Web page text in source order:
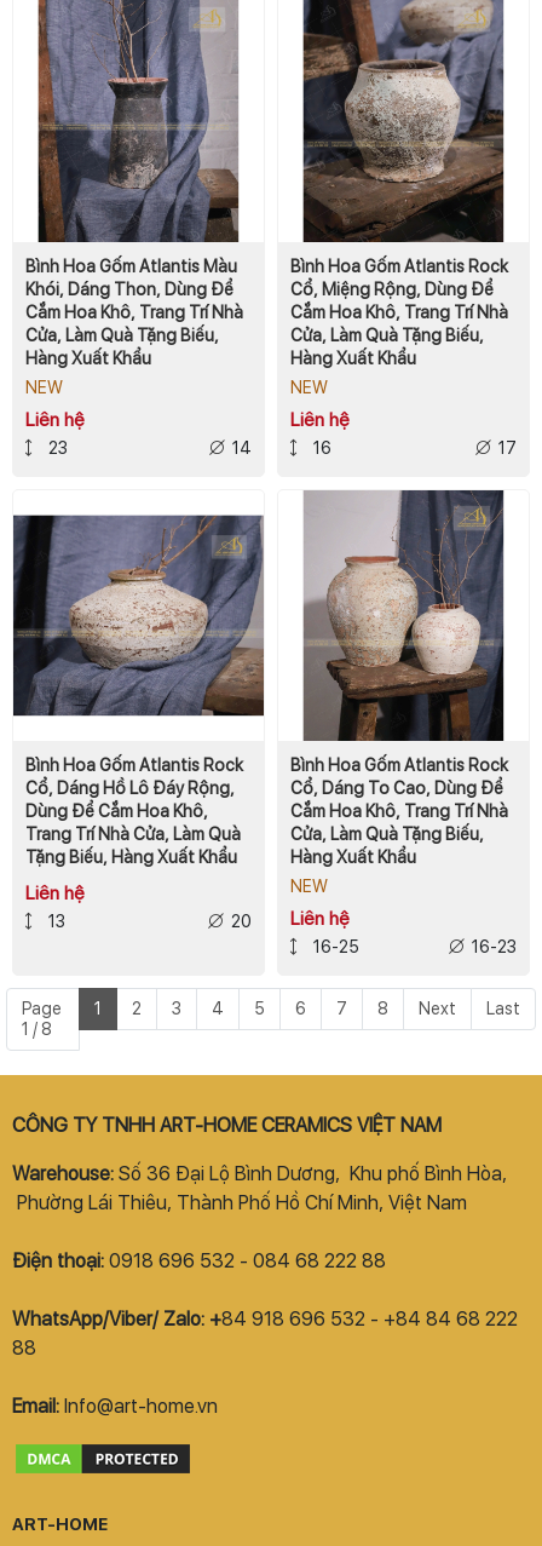
Bình Hoa Gốm Atlantis Màu
Khói, Dáng Thon, Dùng Để
Cắm Hoa Khô, Trang Trí Nhà
Cửa, Làm Quà Tặng Biếu,
Hàng Xuất Khẩu
NEW
Liên hệ
23 14
Bình Hoa Gốm Atlantis Rock
Cổ, Miệng Rộng, Dùng Để
Cắm Hoa Khô, Trang Trí Nhà
Cửa, Làm Quà Tặng Biếu,
Hàng Xuất Khẩu
NEW
Liên hệ
16 17
Bình Hoa Gốm Atlantis Rock
Cổ, Dáng Hồ Lô Đáy Rộng,
Dùng Để Cắm Hoa Khô,
Trang Trí Nhà Cửa, Làm Quà
Tặng Biếu, Hàng Xuất Khẩu
Liên hệ
13 20
Bình Hoa Gốm Atlantis Rock
Cổ, Dáng To Cao, Dùng Để
Cắm Hoa Khô, Trang Trí Nhà
Cửa, Làm Quà Tặng Biếu,
Hàng Xuất Khẩu
NEW
Liên hệ
16-25 16-23
Page
1 / 8
1 2 3 4 5 6 7 8 Next Last
CÔNG TY TNHH ART-HOME CERAMICS VIỆT NAM
Warehouse: Số 36 Đại Lộ Bình Dương, Khu phố Bình Hòa,
Phường Lái Thiêu, Thành Phố Hồ Chí Minh, Việt Nam
Điện thoại: 0918 696 532 - 084 68 222 88
WhatsApp/Viber/ Zalo: +84 918 696 532 - +84 84 68 222
88
Email: Info@art-home.vn
ART-HOME